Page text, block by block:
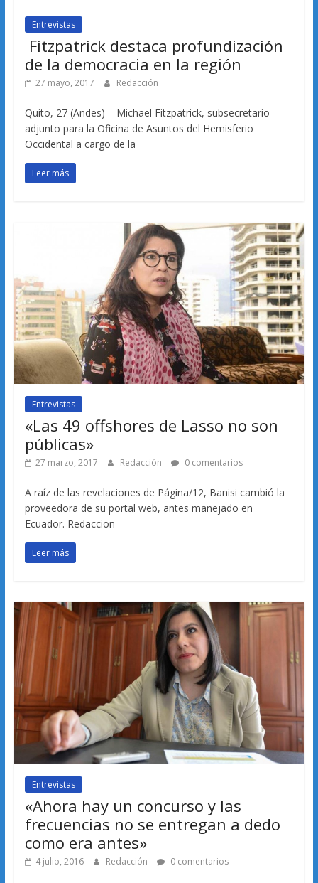
Entrevistas
Fitzpatrick destaca profundización
de la democracia en la región
27 mayo, 2017 Redacción
Quito, 27 (Andes) – Michael Fitzpatrick, subsecretario
adjunto para la Oficina de Asuntos del Hemisferio
Occidental a cargo de la
Leer más
Entrevistas
«Las 49 offshores de Lasso no son
públicas»
27 marzo, 2017 Redacción 0 comentarios
A raíz de las revelaciones de Página/12, Banisi cambió la
proveedora de su portal web, antes manejado en
Ecuador. Redaccion
Leer más
Entrevistas
«Ahora hay un concurso y las
frecuencias no se entregan a dedo
como era antes»
4 julio, 2016 Redacción 0 comentarios